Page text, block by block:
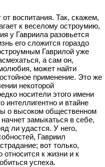
воспитания. Так, скажем,
к веселому остроумию,
у Гавриила разовьется
его сложится гораздо
Гаврилой уже
а сам он,
может найти
применение. Это же
некоторой
носители этого имени
интеллигентно и втайне
о высоком общественном
замыкаться в себе,
ли удастся. У него,
Гавриил
вот только,
к жизни и к
успеха.